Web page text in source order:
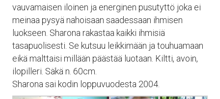
vauvamaisen iloinen ja energinen pusutyttö joka ei
meinaa pysyä nahoisaan saadessaan ihmisen
luokseen. Sharona rakastaa kaikki ihmisiä
tasapuolisesti. Se kutsuu leikkimään ja touhuamaan
eikä malttaisi millään päästää luotaan. Kiltti, avoin,
ilopilleri. Säkä n. 60cm.
Sharona sai kodin loppuvuodesta 2004.